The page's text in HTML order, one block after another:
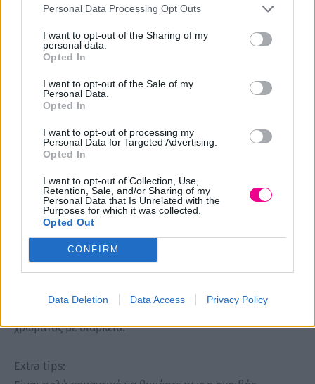
Personal Data Processing Opt Outs
I want to opt-out of the Sharing of my
personal data.
Opted In
I want to opt-out of the Sale of my
Personal Data.
Opted In
I want to opt-out of processing my
Personal Data for Targeted Advertising.
Opted In
I want to opt-out of Collection, Use,
Retention, Sale, and/or Sharing of my
Personal Data that Is Unrelated with the
Purposes for which it was collected.
Opted Out
CONFIRM
Data Deletion Data Access Privacy Policy
τελικό πελάτη. Κρεμώδης ,απαλή υφή και σύσταση
ιδανική για χρήση σε κάθε τύπο μαλλιών.
Τα κύρια αρώματα που θα συναντήσετε είναι ο δυόσμος
αφήνοντας πίσω τους κεχριμπάρι, σανδαλόξυλο και white
musk.
H Βαφή μαλλιών Echos Color δεν περιέχει PPD και η
δοσολογία της με το οξυζενέ είναι 1 προς 1,5 για όλα τα
χρώματα της σειράς και 1 προς 2 για τα ξανθιστικά
Echosline 7, 10, 20, 30 η 40 vol για ένα άψογο αποτέλεσμα
χρώματος με διάρκεια.
Extra tips: